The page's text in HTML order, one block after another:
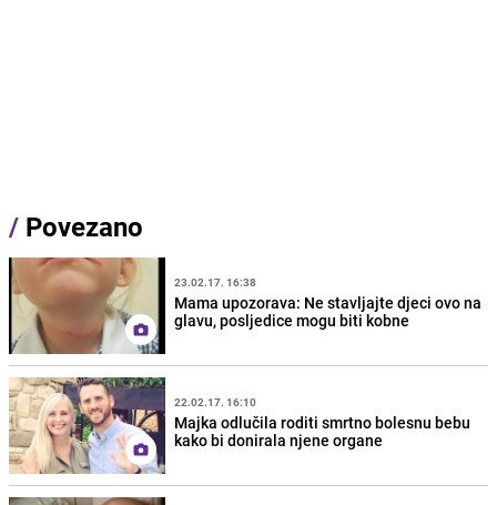
/ Povezano
23.02.17. 16:38
Mama upozorava: Ne stavljajte djeci ovo na
glavu, posljedice mogu biti kobne
22.02.17. 16:10
Majka odlučila roditi smrtno bolesnu bebu
kako bi donirala njene organe